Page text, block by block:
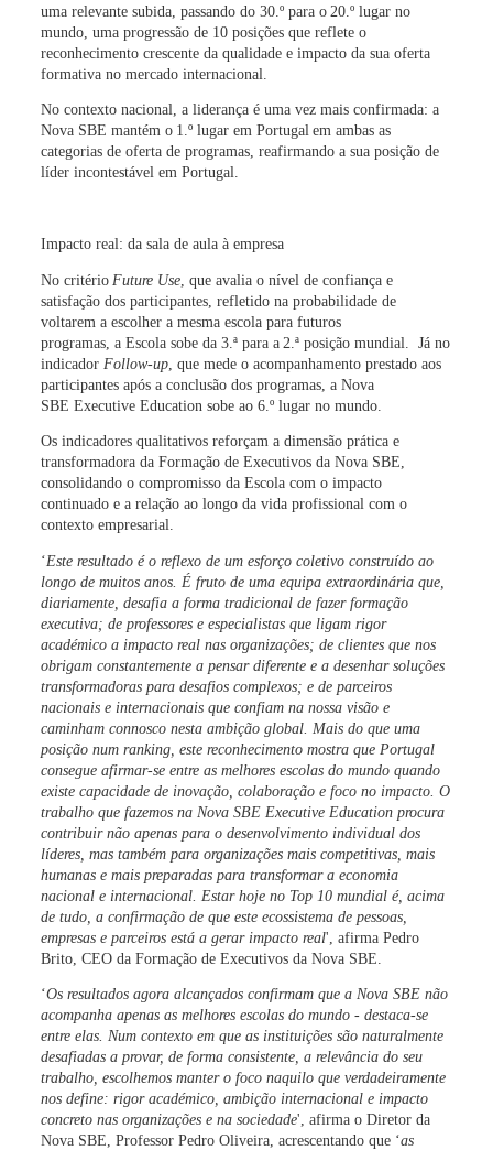
uma relevante subida, passando do 30.º para o 20.º lugar no
mundo, uma progressão de 10 posições que reflete o
reconhecimento crescente da qualidade e impacto da sua oferta
formativa no mercado internacional.
No contexto nacional, a liderança é uma vez mais confirmada: a
Nova SBE mantém o 1.º lugar em Portugal em ambas as
categorias de oferta de programas, reafirmando a sua posição de
líder incontestável em Portugal.
Impacto real: da sala de aula à empresa
No critério Future Use, que avalia o nível de confiança e
satisfação dos participantes, refletido na probabilidade de
voltarem a escolher a mesma escola para futuros
programas, a Escola sobe da 3.ª para a 2.ª posição mundial . Já no
indicador Follow-up, que mede o acompanhamento prestado aos
participantes após a conclusão dos programas, a Nova
SBE Executive Education sobe ao 6.º lugar no mundo.
Os indicadores qualitativos reforçam a dimensão prática e
transformadora da Formação de Executivos da Nova SBE,
consolidando o compromisso da Escola com o impacto
continuado e a relação ao longo da vida profissional com o
contexto empresarial.
‘Este resultado é o reflexo de um esforço coletivo construído ao
longo de muitos anos. É fruto de uma equipa extraordinária que,
diariamente, desafia a forma tradicional de fazer formação
executiva; de professores e especialistas que ligam rigor
académico a impacto real nas organizações; de clientes que nos
obrigam constantemente a pensar diferente e a desenhar soluções
transformadoras para desafios complexos; e de parceiros
nacionais e internacionais que confiam na nossa visão e
caminham connosco nesta ambição global. Mais do que uma
posição num ranking, este reconhecimento mostra que Portugal
consegue afirmar-se entre as melhores escolas do mundo quando
existe capacidade de inovação, colaboração e foco no impacto. O
trabalho que fazemos na Nova SBE Executive Education procura
contribuir não apenas para o desenvolvimento individual dos
líderes, mas também para organizações mais competitivas, mais
humanas e mais preparadas para transformar a economia
nacional e internacional. Estar hoje no Top 10 mundial é, acima
de tudo, a confirmação de que este ecossistema de pessoas,
empresas e parceiros está a gerar impacto real', afirmaPedro
Brito, CEO da Formação de Executivos da Nova SBE.
‘Os resultados agora alcançados confirmam que a Nova SBE não
acompanha apenas as melhores escolas do mundo - destaca-se
entre elas. Num contexto em que as instituições são naturalmente
desafiadas a provar, de forma consistente, a relevância do seu
trabalho, escolhemos manter o foco naquilo que verdadeiramente
nos define: rigor académico, ambição internacional e impacto
concreto nas organizações e na sociedade', afirma o Diretor da
Nova SBE, Professor Pedro Oliveira, acrescentando que ‘as